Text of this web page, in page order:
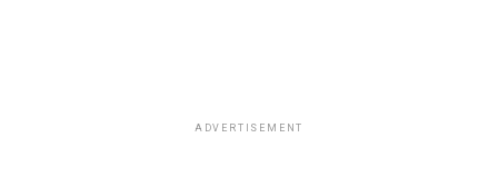
ADVERTISEMENT